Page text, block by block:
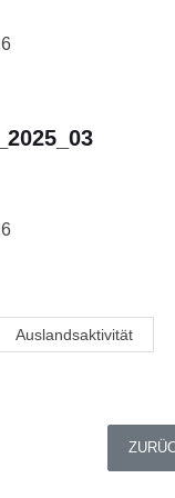
Auslandsaktivität